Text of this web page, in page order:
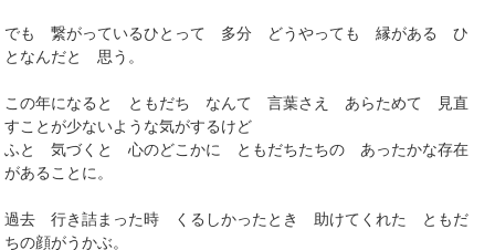
でも 繋がっているひとって 多分 どうやっても 縁がある ひ
となんだと 思う。
この年になると ともだち なんて 言葉さえ あらためて 見直
すことが少ないような気がするけど
ふと 気づくと 心のどこかに ともだちたちの あったかな存在
があることに。
過去 行き詰まった時 くるしかったとき 助けてくれた ともだ
ちの顔がうかぶ。